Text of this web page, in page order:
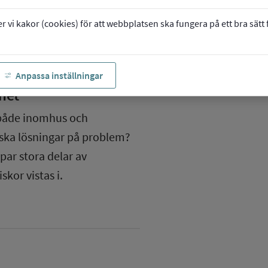
vi kakor (cookies) för att webbplatsen ska fungera på ett bra sätt
Anpassa inställningar
inomhus och
lösningar på problem?
stora delar av
vistas i.